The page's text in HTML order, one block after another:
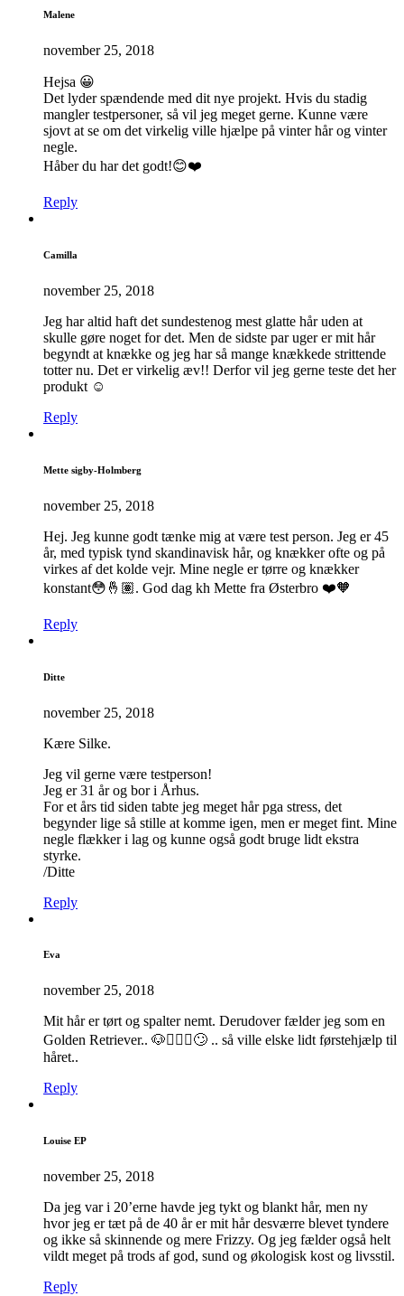
Malene
november 25, 2018
Hejsa 😀
Det lyder spændende med dit nye projekt. Hvis du stadig
mangler testpersoner, så vil jeg meget gerne. Kunne være
sjovt at se om det virkelig ville hjælpe på vinter hår og vinter
negle.
Håber du har det godt!😊❤️
Reply
Camilla
november 25, 2018
Jeg har altid haft det sundestenog mest glatte hår uden at
skulle gøre noget for det. Men de sidste par uger er mit hår
begyndt at knække og jeg har så mange knækkede strittende
totter nu. Det er virkelig æv!! Derfor vil jeg gerne teste det her
produkt ☺️
Reply
Mette sigby-Holmberg
november 25, 2018
Hej. Jeg kunne godt tænke mig at være test person. Jeg er 45
år, med typisk tynd skandinavisk hår, og knækker ofte og på
virkes af det kolde vejr. Mine negle er tørre og knækker
konstant😳🤞🏽. God dag kh Mette fra Østerbro ❤️🧡
Reply
Ditte
november 25, 2018
Kære Silke.
Jeg vil gerne være testperson!
Jeg er 31 år og bor i Århus.
For et års tid siden tabte jeg meget hår pga stress, det
begynder lige så stille at komme igen, men er meget fint. Mine
negle flækker i lag og kunne også godt bruge lidt ekstra
styrke.
/Ditte
Reply
Eva
november 25, 2018
Mit hår er tørt og spalter nemt. Derudover fælder jeg som en
Golden Retriever.. 🐶🤷🏼‍♀️🙄 .. så ville elske lidt førstehjælp til
håret..
Reply
Louise EP
november 25, 2018
Da jeg var i 20’erne havde jeg tykt og blankt hår, men ny
hvor jeg er tæt på de 40 år er mit hår desværre blevet tyndere
og ikke så skinnende og mere Frizzy. Og jeg fælder også helt
vildt meget på trods af god, sund og økologisk kost og livsstil.
Reply